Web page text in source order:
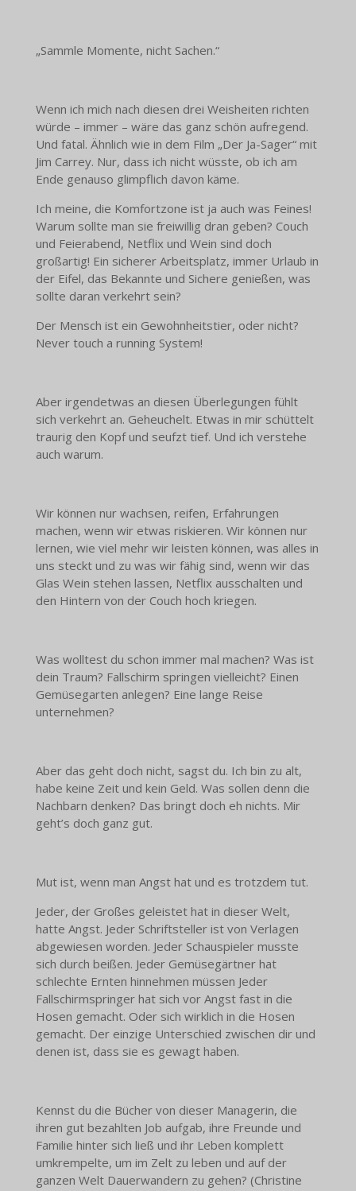
„Sammle Momente, nicht Sachen.“
Wenn ich mich nach diesen drei Weisheiten richten
würde – immer – wäre das ganz schön aufregend.
Und fatal. Ähnlich wie in dem Film „Der Ja-Sager“ mit
Jim Carrey. Nur, dass ich nicht wüsste, ob ich am
Ende genauso glimpflich davon käme.
Ich meine, die Komfortzone ist ja auch was Feines!
Warum sollte man sie freiwillig dran geben? Couch
und Feierabend, Netflix und Wein sind doch
großartig! Ein sicherer Arbeitsplatz, immer Urlaub in
der Eifel, das Bekannte und Sichere genießen, was
sollte daran verkehrt sein?
Der Mensch ist ein Gewohnheitstier, oder nicht?
Never touch a running System!
Aber irgendetwas an diesen Überlegungen fühlt
sich verkehrt an. Geheuchelt. Etwas in mir schüttelt
traurig den Kopf und seufzt tief. Und ich verstehe
auch warum.
Wir können nur wachsen, reifen, Erfahrungen
machen, wenn wir etwas riskieren. Wir können nur
lernen, wie viel mehr wir leisten können, was alles in
uns steckt und zu was wir fähig sind, wenn wir das
Glas Wein stehen lassen, Netflix ausschalten und
den Hintern von der Couch hoch kriegen.
Was wolltest du schon immer mal machen? Was ist
dein Traum? Fallschirm springen vielleicht? Einen
Gemüsegarten anlegen? Eine lange Reise
unternehmen?
Aber das geht doch nicht, sagst du. Ich bin zu alt,
habe keine Zeit und kein Geld. Was sollen denn die
Nachbarn denken? Das bringt doch eh nichts. Mir
geht’s doch ganz gut.
Mut ist, wenn man Angst hat und es trotzdem tut.
Jeder, der Großes geleistet hat in dieser Welt,
hatte Angst. Jeder Schriftsteller ist von Verlagen
abgewiesen worden. Jeder Schauspieler musste
sich durch beißen. Jeder Gemüsegärtner hat
schlechte Ernten hinnehmen müssen Jeder
Fallschirmspringer hat sich vor Angst fast in die
Hosen gemacht. Oder sich wirklich in die Hosen
gemacht. Der einzige Unterschied zwischen dir und
denen ist, dass sie es gewagt haben.
Kennst du die Bücher von dieser Managerin, die
ihren gut bezahlten Job aufgab, ihre Freunde und
Familie hinter sich ließ und ihr Leben komplett
umkrempelte, um im Zelt zu leben und auf der
ganzen Welt Dauerwandern zu gehen? (Christine